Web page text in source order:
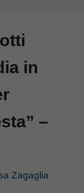
in
–
Zagaglia